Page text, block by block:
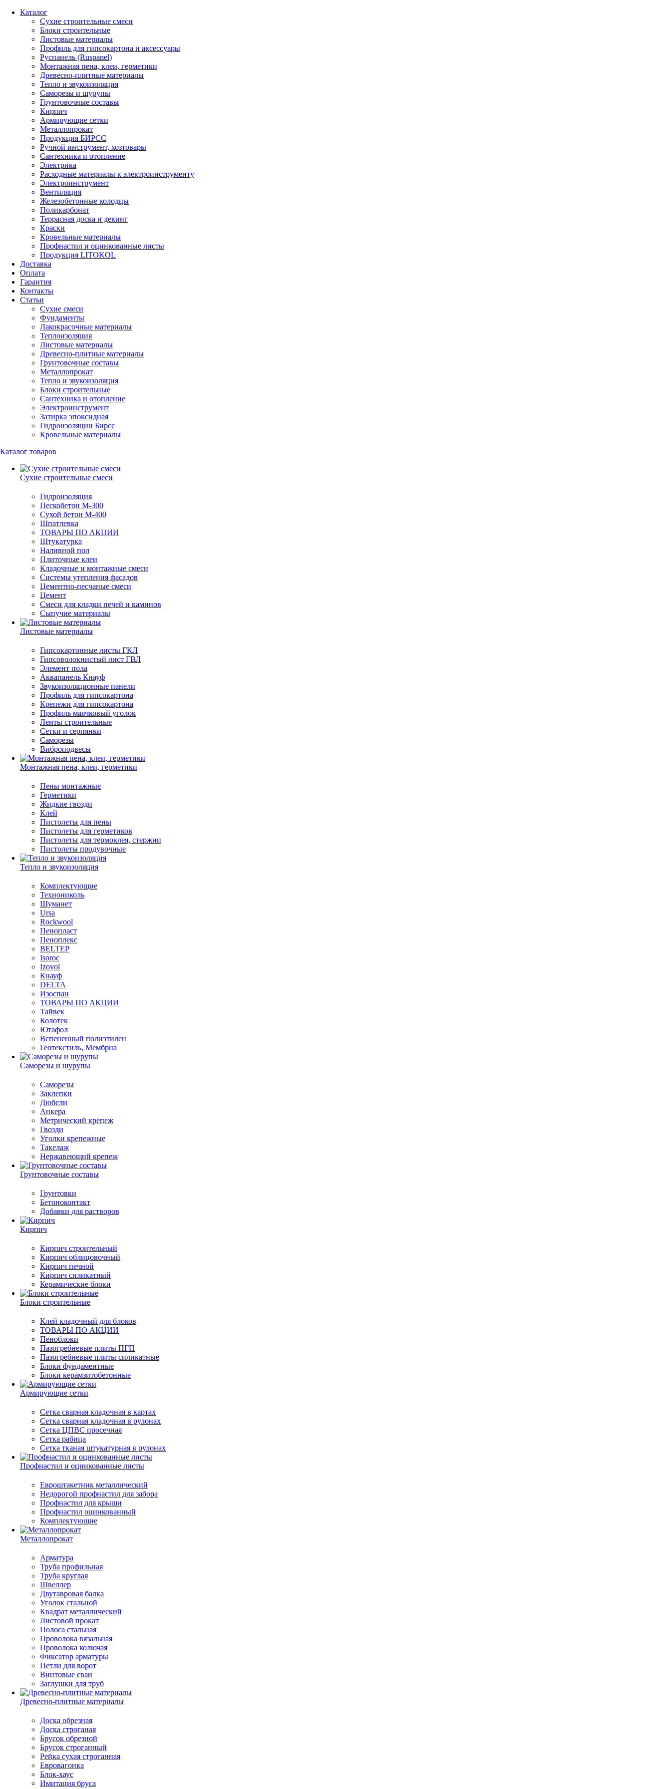
Каталог
Сухие строительные смеси
Блоки строительные
Листовые материалы
Профиль для гипсокартона и аксессуары
Руспанель (Ruspanel)
Монтажная пена, клеи, герметики
Древесно-плитные материалы
Тепло и звукоизоляция
Саморезы и шурупы
Грунтовочные составы
Кирпич
Армирующие сетки
Металлопрокат
Продукция БИРСС
Ручной инструмент, хозтовары
Сантехника и отопление
Электрика
Расходные материалы к электроинструменту
Электроинструмент
Вентиляция
Железобетонные колодцы
Поликарбонат
Террасная доска и декинг
Краски
Кровельные материалы
Профнастил и оцинкованные листы
Продукция LITOKOL
Доставка
Оплата
Гарантия
Контакты
Статьи
Сухие смеси
Фундаменты
Лакокрасочные материалы
Теплоизоляция
Листовые материалы
Древесно-плитные материалы
Грунтовочные составы
Металлопрокат
Тепло и звукоизоляция
Блоки строительные
Сантехника и отопление
Электроинструмент
Затирка эпоксидная
Гидроизоляции Бирсс
Кровельные материалы
Каталог товаров
Сухие строительные смеси
Гидроизоляция
Пескобетон М-300
Сухой бетон М-400
Шпатлевка
ТОВАРЫ ПО АКЦИИ
Штукатурка
Наливной пол
Плиточные клеи
Кладочные и монтажные смеси
Системы утепления фасадов
Цементно-песчаные смеси
Цемент
Смеси для кладки печей и каминов
Сыпучие материалы
Листовые материалы
Гипсокартонные листы ГКЛ
Гипсоволокнистый лист ГВЛ
Элемент пола
Аквапанель Кнауф
Звукоизоляционные панели
Профиль для гипсокартона
Крепежи для гипсокартона
Профиль маячковый уголок
Ленты строительные
Сетки и серпянки
Саморезы
Виброподвесы
Монтажная пена, клеи, герметики
Пены монтажные
Герметики
Жидкие гвозди
Клей
Пистолеты для пены
Пистолеты для герметиков
Пистолеты для термоклея, стержни
Пистолеты продувочные
Тепло и звукоизоляция
Комплектующие
Технониколь
Шуманет
Ursa
Rockwool
Пенопласт
Пеноплекс
BELTEP
Isoroc
Izovol
Кнауф
DELTA
Изоспан
ТОВАРЫ ПО АКЦИИ
Тайвек
Колотек
Ютафол
Вспененный полиэтилен
Геотекстиль, Мембрна
Саморезы и шурупы
Саморезы
Заклепки
Дюбели
Анкера
Метрический крепеж
Гвозди
Уголки крепежные
Такелаж
Нержавеющий крепеж
Грунтовочные составы
Грунтовки
Бетоноконтакт
Добавки для растворов
Кирпич
Кирпич строительный
Кирпич облицовочный
Кирпич печной
Кирпич силикатный
Керамические блоки
Блоки строительные
Клей кладочный для блоков
ТОВАРЫ ПО АКЦИИ
Пеноблоки
Пазогребневые плиты ПГП
Пазогребневые плиты силикатные
Блоки фундаментные
Блоки керамзитобетонные
Армирующие сетки
Сетка сварная кладочная в картах
Сетка сварная кладочная в рулонах
Сетка ЦПВС просечная
Сетка рабица
Сетка тканая штукатурная в рулонах
Профнастил и оцинкованные листы
Евроштакетник металлический
Недорогой профнастил для забора
Профнастил для крыши
Профнастил оцинкованный
Комплектующие
Металлопрокат
Арматура
Труба профильная
Труба круглая
Швеллер
Двутавровая балка
Уголок стальной
Квадрат металлический
Листовой прокат
Полоса стальная
Проволока вязальная
Проволока колючая
Фиксатор арматуры
Петли для ворот
Винтовые сваи
Заглушки для труб
Древесно-плитные материалы
Доска обрезная
Доска строганая
Брусок обрезной
Брусок строганный
Рейка сухая строганная
Евровагонка
Блок-хаус
Имитация бруса